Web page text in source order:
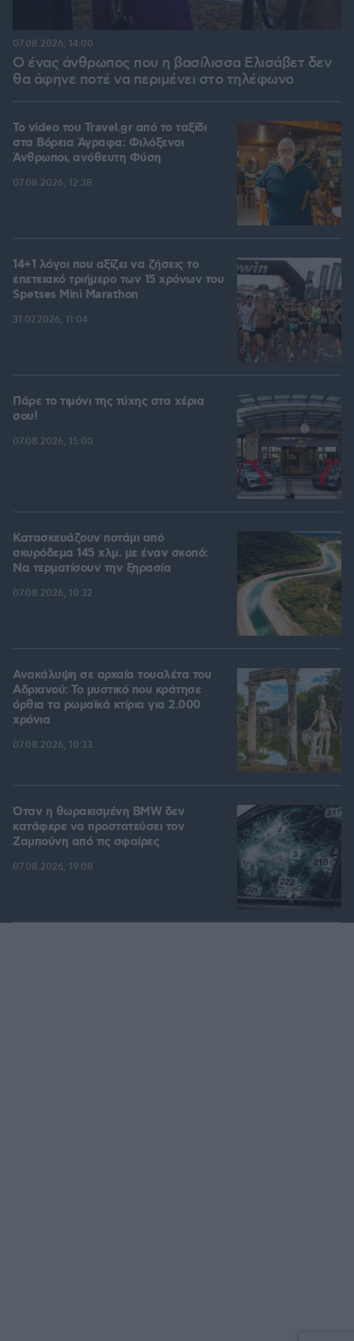
Ο ένας άνθρωπος που η βασίλισσα Ελισάβετ δεν
θα άφηνε ποτέ να περιμένει στο τηλέφωνο
07.08.2026, 14:00
To video του Travel.gr από το ταξίδι
στα Βόρεια Άγραφα: Φιλόξενοι
Άνθρωποι, ανόθευτη Φύση
07.08.2026, 12:38
14+1 λόγοι που αξίζει να ζήσεις το
επετειακό τριήμερο των 15 χρόνων του
Spetses Mini Marathon
31.07.2026, 11:04
Πάρε το τιμόνι της τύχης στα χέρια
σου!
07.08.2026, 15:00
Κατασκευάζουν ποτάμι από
σκυρόδεμα 145 χλμ. με έναν σκοπό:
Να τερματίσουν την ξηρασία
07.08.2026, 10:32
Ανακάλυψη σε αρχαία τουαλέτα του
Αδριανού: Το μυστικό που κράτησε
όρθια τα ρωμαϊκά κτίρια για 2.000
χρόνια
07.08.2026, 10:33
Όταν η θωρακισμένη BMW δεν
κατάφερε να προστατεύσει τον
Ζαμπούνη από τις σφαίρες
07.08.2026, 19:08